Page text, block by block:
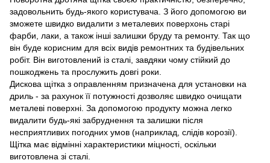
задовольнить будь-якого користувача. З його допомогою ви
зможете швидко видалити з металевих поверхонь старі
фарби, лаки, а також інші залишки бруду та ремонту. Так що
він буде корисним для всіх видів ремонтних та будівельних
робіт. Він виготовлений із сталі, завдяки чому стійкий до
пошкоджень та прослужить довгі роки.
Дискова щітка з оправленням призначена для установки на
дриль - за рахунок її потужності дозволяє швидко очищати
металеві поверхні. За допомогою продукту можна легко
видалити будь-які забруднення та залишки після
несприятливих погодних умов (наприклад, слідів корозії).
Щітка має відмінні характеристики міцності, оскільки
виготовлена зі сталі.